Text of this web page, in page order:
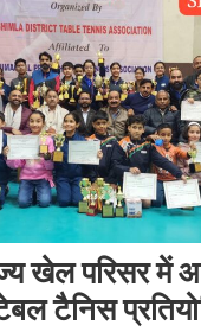
खेल परिसर में
टैनिस